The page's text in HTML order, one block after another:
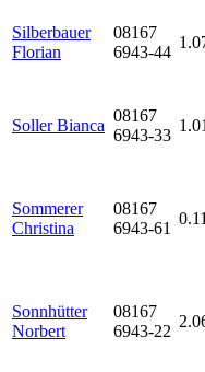
Silberbauer
Florian
08167
6943-44
Soller Bianca
08167
6943-33
1.01
Sommerer
Christina
08167
6943-61
0.11
Sonnhütter
Norbert
08167
6943-22